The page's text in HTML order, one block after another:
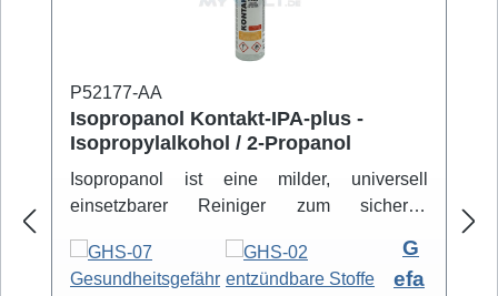
P52177-AA
Isopropanol Kontakt-IPA-plus -
Isopropylalkohol / 2-Propanol
Isopropanol ist eine milder, universell
einsetzbarer Reiniger zum sicheren
Hochreiner Isopropanol-Alkohol ( 99,8% )
eignet sich zur professionellen Säuberung
G
efa